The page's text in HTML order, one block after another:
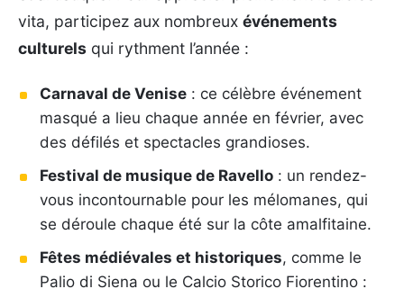
vita, participez aux nombreux événements
culturels qui rythment l’année :
Carnaval de Venise : ce célèbre événement
masqué a lieu chaque année en février, avec
des défilés et spectacles grandioses.
Festival de musique de Ravello : un rendez-
vous incontournable pour les mélomanes, qui
se déroule chaque été sur la côte amalfitaine.
Fêtes médiévales et historiques, comme le
Palio di Siena ou le Calcio Storico Fiorentino :